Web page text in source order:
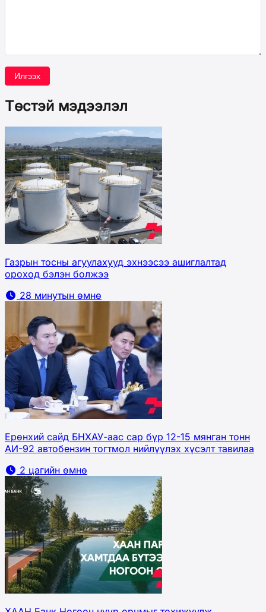
Илгээх
Төстэй мэдээлэл
Газрын тосны агуулахууд эхнээсээ ашиглалтад
ороход бэлэн болжээ
28 минутын өмнө
Ерөнхий сайд БНХАУ-аас сар бүр 12-15 мянган тонн
АИ-92 автобензин тогтмол нийлүүлэх хүсэлт тавилаа
2 цагийн өмнө